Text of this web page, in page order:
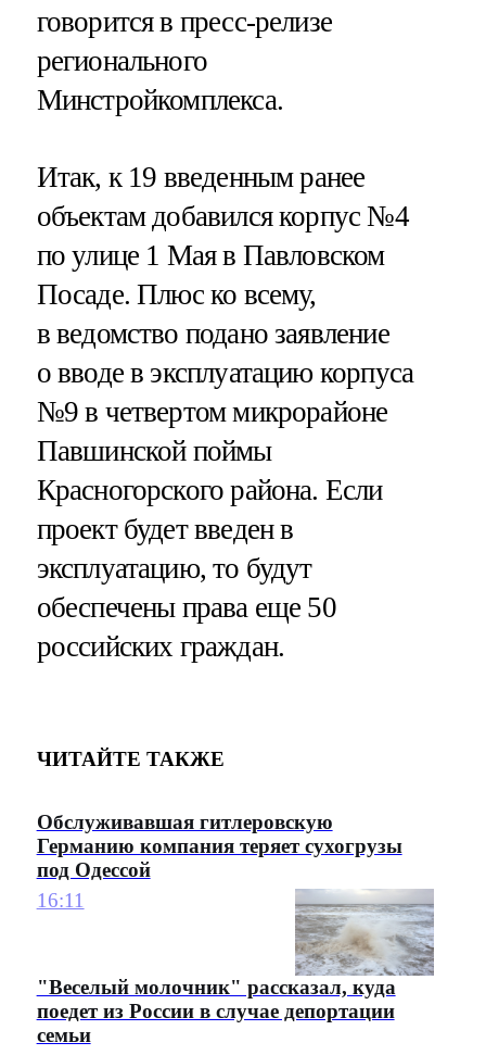
говорится в пресс-релизе
регионального
Минстройкомплекса.
Итак, к 19 введенным ранее
объектам добавился корпус №4
по улице 1 Мая в Павловском
Посаде. Плюс ко всему,
в ведомство подано заявление
о вводе в эксплуатацию корпуса
№9 в четвертом микрорайоне
Павшинской поймы
Красногорского района. Если
проект будет введен в
эксплуатацию, то будут
обеспечены права еще 50
российских граждан.
ЧИТАЙТЕ ТАКЖЕ
Обслуживавшая гитлеровскую
Германию компания теряет сухогрузы
под Одессой
16:11
"Веселый молочник" рассказал, куда
поедет из России в случае депортации
семьи